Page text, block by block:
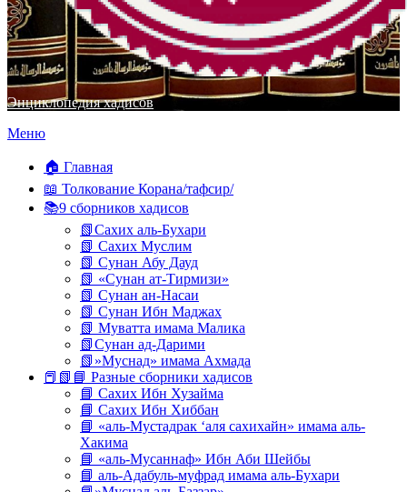
Энциклопедия хадисов
Перейти
содержимому
Меню
🏠 Главная
📖 Толкование Корана/тафсир/
📚9 сборников хадисов
📗Сахих аль-Бухари
📗 Сахих Муслим
📗 Сунан Абу Дауд
📗 «Сунан ат-Тирмизи»
📗 Сунан ан-Насаи
📗 Сунан Ибн Маджах
📗 Муватта имама Малика
📗Сунан ад-Дарими
📗»Муснад» имама Ахмада
📕📗📘 Разные сборники хадисов
📘 Сахих Ибн Хузайма
📘 Сахих Ибн Хиббан
📘 «аль-Мустадрак ‘аля сахихайн» имама аль-
Хакима
📘 «аль-Мусаннаф» Ибн Аби Шейбы
📘 аль-Адабуль-муфрад имама аль-Бухари